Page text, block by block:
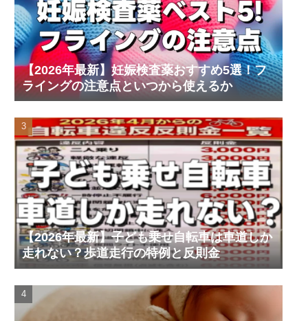
【2026年最新】妊娠検査薬おすすめ5選！フ
ライングの注意点といつから使えるか
【2026年最新】子ども乗せ自転車は車道しか
走れない？歩道走行の特例と反則金